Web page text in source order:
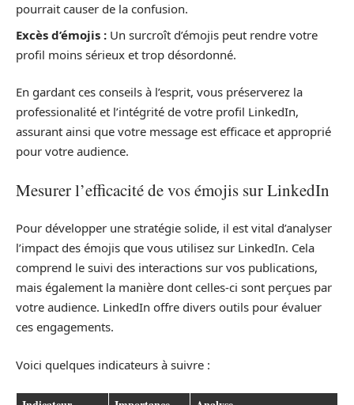
pourrait causer de la confusion.
Excès d’émojis : Un surcroît d’émojis peut rendre votre
profil moins sérieux et trop désordonné.
En gardant ces conseils à l’esprit, vous préserverez la
professionalité et l’intégrité de votre profil LinkedIn,
assurant ainsi que votre message est efficace et approprié
pour votre audience.
Mesurer l’efficacité de vos émojis sur LinkedIn
Pour développer une stratégie solide, il est vital d’analyser
l’impact des émojis que vous utilisez sur LinkedIn. Cela
comprend le suivi des interactions sur vos publications,
mais également la manière dont celles-ci sont perçues par
votre audience. LinkedIn offre divers outils pour évaluer
ces engagements.
Voici quelques indicateurs à suivre :